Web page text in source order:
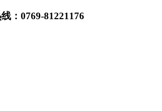
：0769-81221176